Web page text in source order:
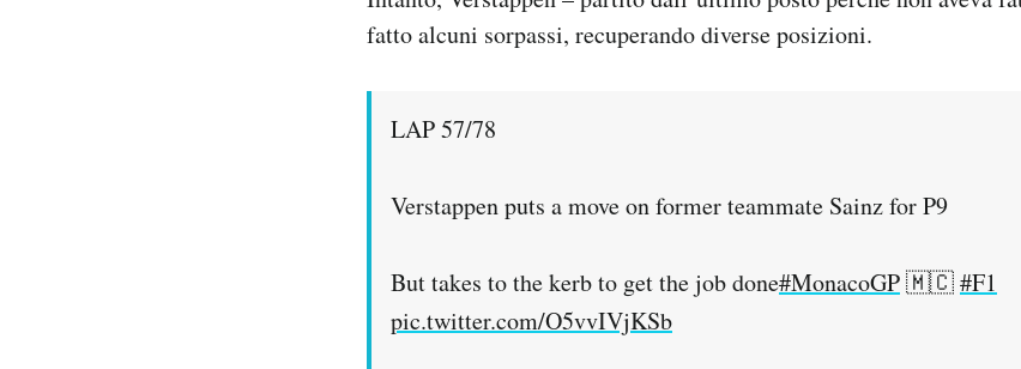
fatto alcuni sorpassi, recuperando diverse posizioni.
LAP 57/78
Verstappen puts a move on former teammate Sainz for P9
But takes to the kerb to get the job done#MonacoGP🇲🇨#F1
pic.twitter.com/O5vvIVjKSb